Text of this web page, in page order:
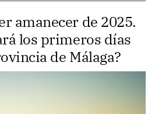
amanecer de 2025.
los primeros días
de Málaga?